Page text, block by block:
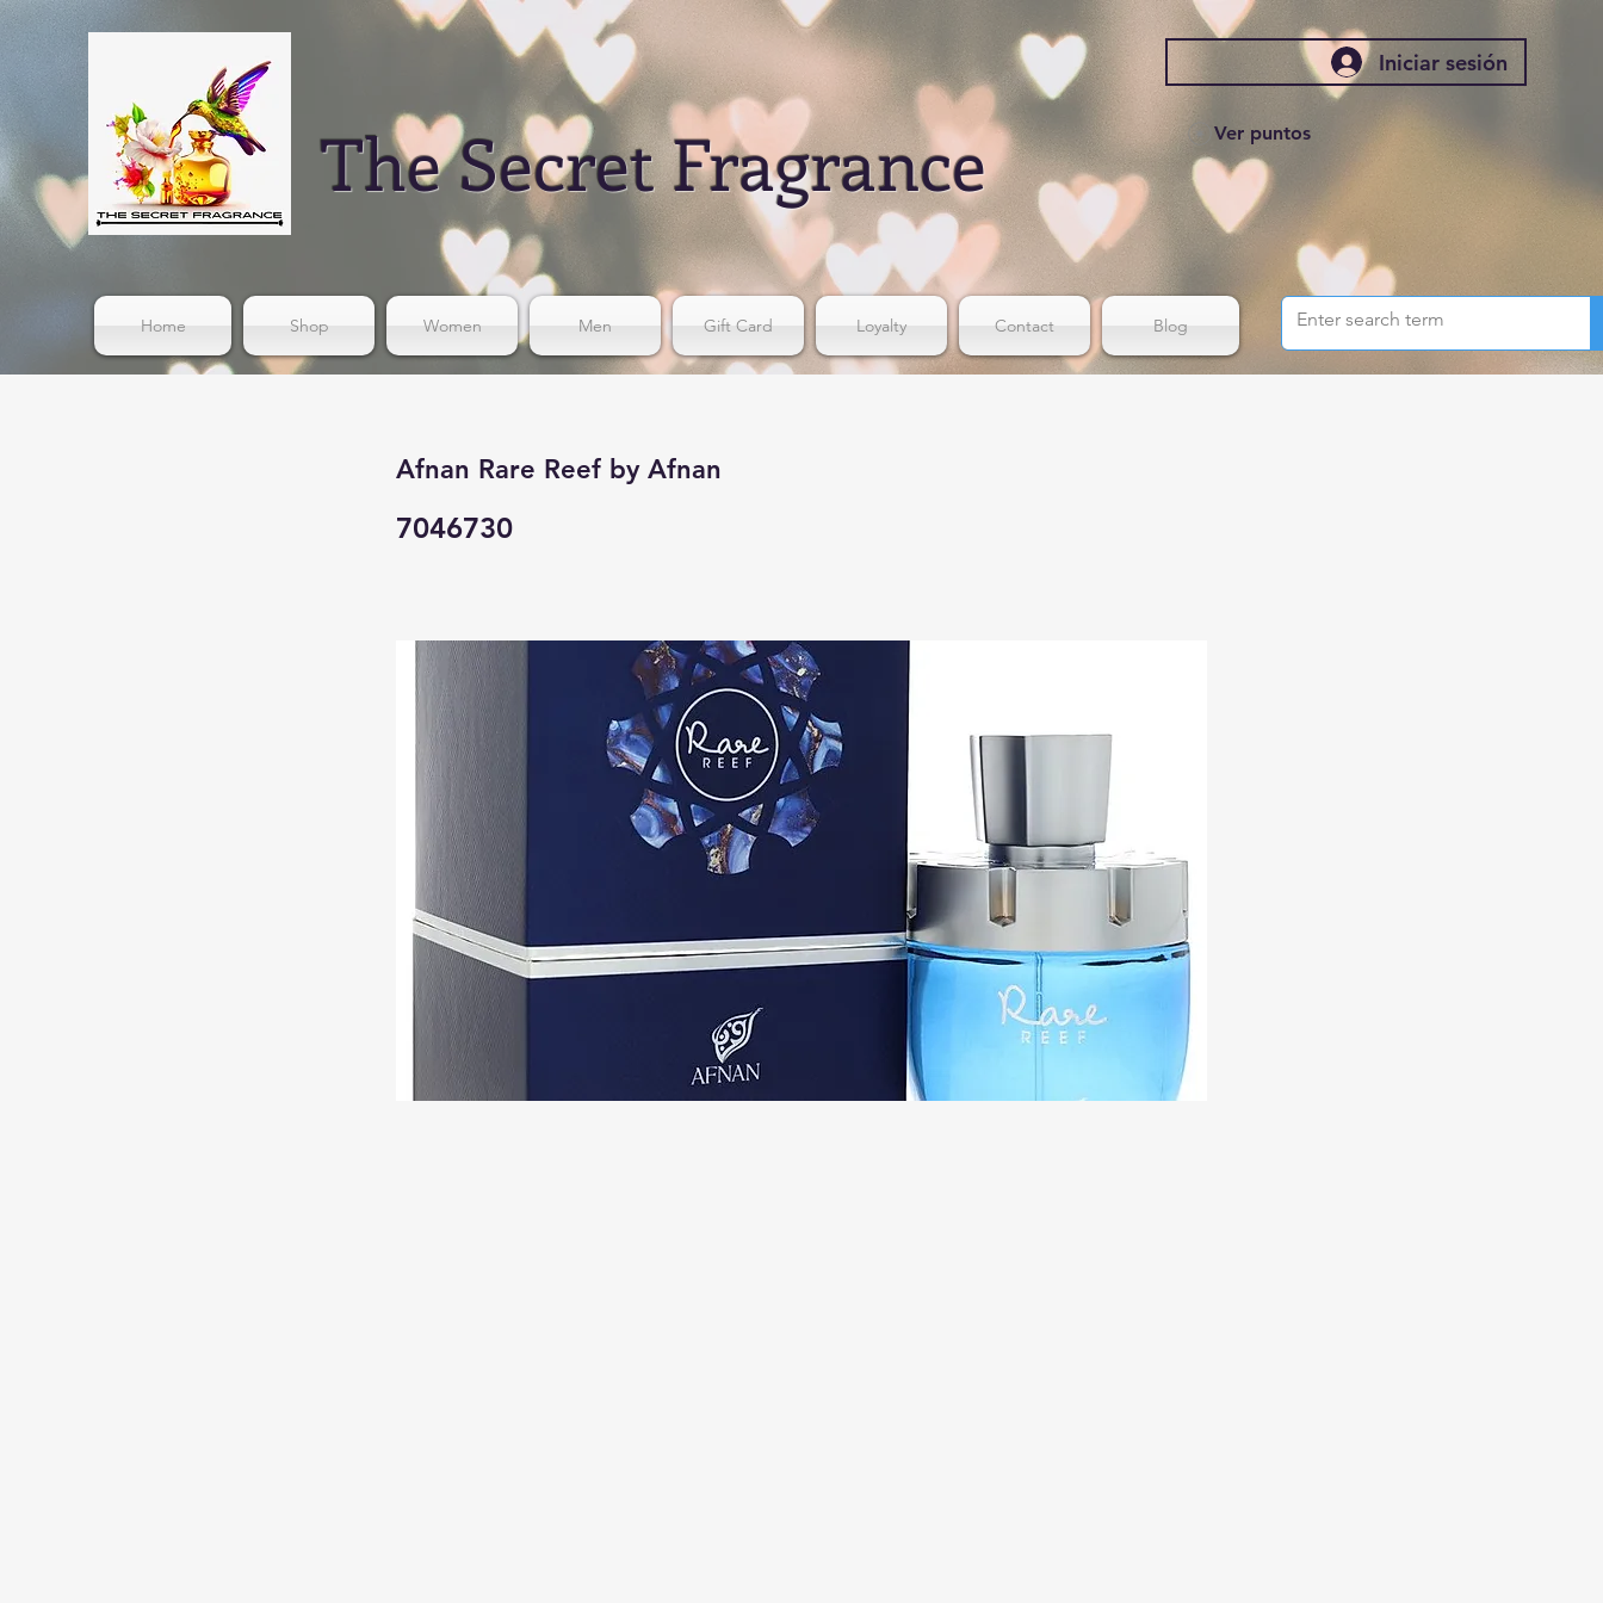
The Secret Fragrance
Iniciar sesión
Ver puntos
Home Shop Women Men Gift Card Loyalty Contact Blog
Afnan Rare Reef by Afnan
7046730